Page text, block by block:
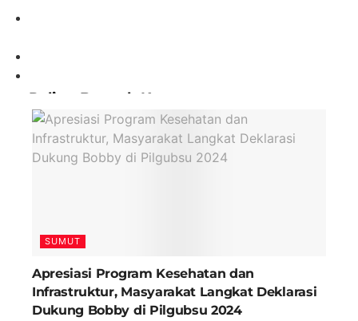
Paling Banyak Komentar
SUMUT
Apresiasi Program Kesehatan dan
Infrastruktur, Masyarakat Langkat Deklarasi
Dukung Bobby di Pilgubsu 2024